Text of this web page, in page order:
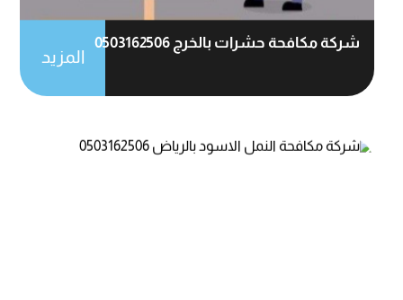
شركة مكافحة حشرات بالخرج 0503162506
المزيد